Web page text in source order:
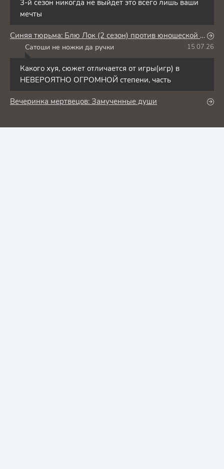
3-й сезон никогда не выйдет это всего лишь ваши
мечты
Синяя тюрьма: Блю Лок (2 сезон) против юношеской сборной Японии
Сатоши не ножки да ручки 15.07.26
Какого хуя, сюжет отличается от игры(игр) в
НЕВЕРОЯТНО ОГРОМНОЙ степени, часть
Вечеринка мертвецов: Замученные души